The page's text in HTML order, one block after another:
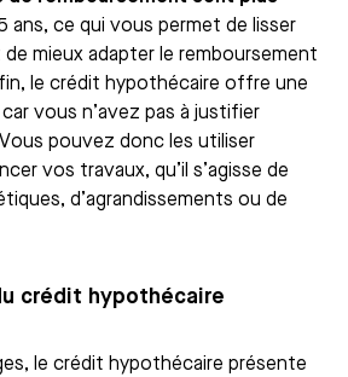
ans, ce qui vous permet de lisser
mieux adapter le remboursement
le crédit hypothécaire offre une
car vous n’avez pas à justifier
pouvez donc les utiliser
vos travaux, qu’il s’agisse de
d’agrandissements ou de
crédit hypothécaire
le crédit hypothécaire présente